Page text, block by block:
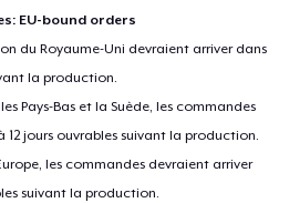
EU-bound orders
du Royaume-Uni devraient arriver dans
la production.
Pays-Bas et la Suède, les commandes
12 jours ouvrables suivant la production.
les commandes devraient arriver
suivant la production.